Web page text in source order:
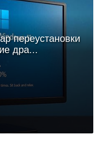
переустановки
дра...